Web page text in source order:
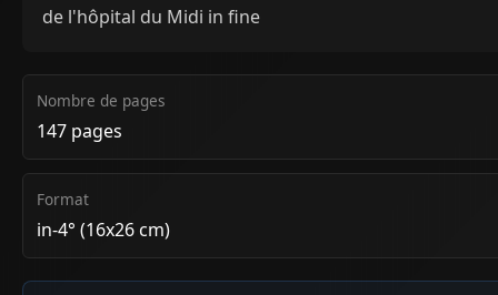
de l'hôpital du Midi in fine
Nombre de pages
147 pages
Format
in-4° (16x26 cm)